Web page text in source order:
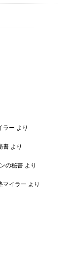
ラー より
書 より
の秘書 より
マイラー より